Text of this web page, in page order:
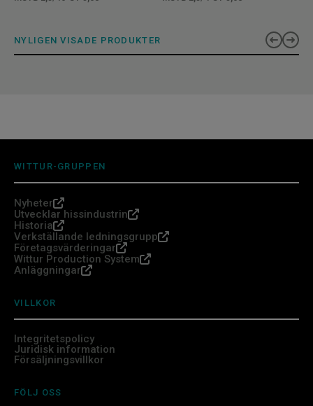
NYLIGEN VISADE PRODUKTER
WITTUR-GRUPPEN
Nyheter
Utvecklar hissindustrin
Historia
Verkställande ledningsgrupp
Företagsvärderingar
Wittur Production System
Anläggningar
VILLKOR
Integritetspolicy
Juridisk information
Försäljningsvillkor
FÖLJ OSS